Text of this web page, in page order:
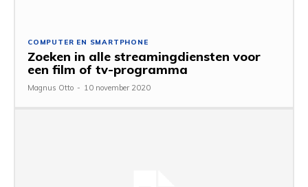
COMPUTER EN SMARTPHONE
Zoeken in alle streamingdiensten voor
een film of tv-programma
Magnus Otto - 10 november 2020